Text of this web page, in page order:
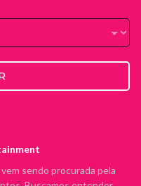
sendo procurada pela